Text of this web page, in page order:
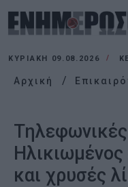
ΚΥΡΙΑΚΉ 09.08.2026
Αρχική
Τηλεφωνικές
και χρυσές